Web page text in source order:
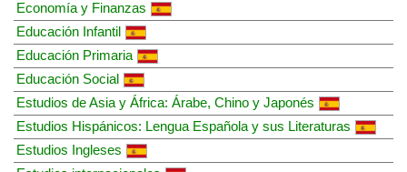
Economía y Finanzas
Educación Infantil
Educación Primaria
Educación Social
Estudios de Asia y África: Árabe, Chino y Japonés
Estudios Hispánicos: Lengua Española y sus Literaturas
Estudios Ingleses